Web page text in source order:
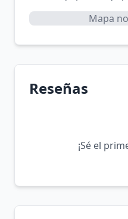
Mapa
Reseñas
¡Sé el